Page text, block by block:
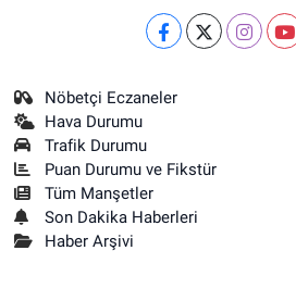
Nöbetçi Eczaneler
Hava Durumu
Trafik Durumu
Puan Durumu ve Fikstür
Tüm Manşetler
Son Dakika Haberleri
Haber Arşivi